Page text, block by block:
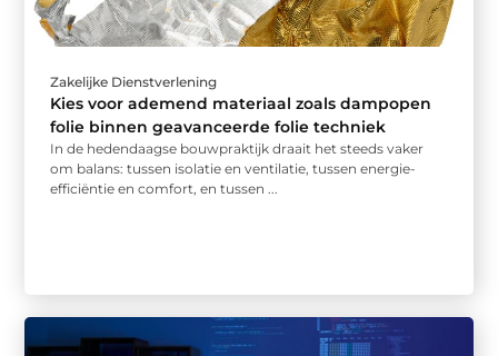
Zakelijke Dienstverlening
Kies voor ademend materiaal zoals dampopen
folie binnen geavanceerde folie techniek
In de hedendaagse bouwpraktijk draait het steeds vaker
om balans: tussen isolatie en ventilatie, tussen energie-
efficiëntie en comfort, en tussen ...